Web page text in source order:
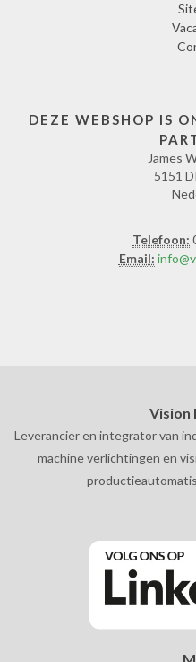
DEZE WEBSHOP IS
James
5151
Telefoon:
Email:
Vision
Leverancier en integrator van
machine verlichtingen en